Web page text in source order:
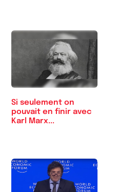
Si seulement on
pouvait en finir avec
Karl Marx...